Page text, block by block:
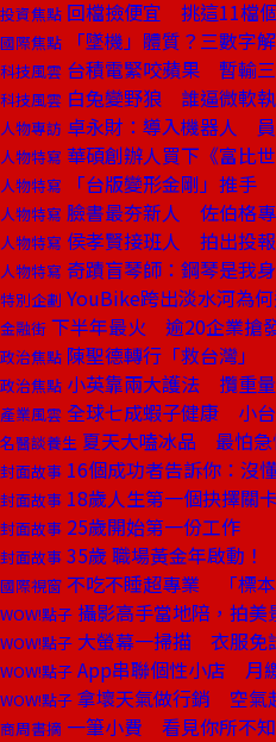
投資焦點 回檔撿便宜 挑這11檔
國際焦點 「墜機」體質？三數字
科技風雲 台積電緊咬蘋果 暫輸
科技風雲 白兔變野狼 誰逼微軟
人物專訪 卓永財：導入機器人
人物特寫 華碩創辦人買下《富比
人物特寫 「台版變形金剛」推
人物特寫 臉書最夯新人 佐伯格
人物特寫 侯孝賢接班人 拍出投
人物特寫 奇蹟盲琴師：鋼琴是我
特別企劃 YouBike跨出淡水河為
金融街 下半年最火 逾20企業搶
政治焦點 陳聖德轉行「救台灣」
政治焦點 小英靠兩大護法 攬重
產業風雲 全球七成蝦子健康 小
名醫談養生 夏天大嗑冰品 最怕急
封面故事 16個成功者告訴你：沒
封面故事 18歲人生第一個抉擇關卡
封面故事 25歲開始第一份工作
封面故事 35歲 職場黃金年啟動！
國際視窗 不吃不睡超專業 「標
WOW!點子 攝影高手當地陪，拍美
WOW!點子 大螢幕一掃描 衣服免
WOW!點子 App串聯個性小店 月
WOW!點子 拿壞天氣做行銷 空氣
商周書摘 一筆小費 看見你所不